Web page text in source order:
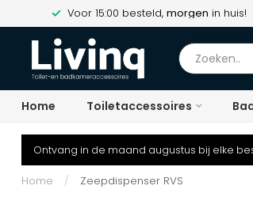
Voor 15:00 besteld, morgen in huis!
Home Toiletaccessoires
Ontvang in de maand augustus bij elke
Home / Zeepdispenser RVS